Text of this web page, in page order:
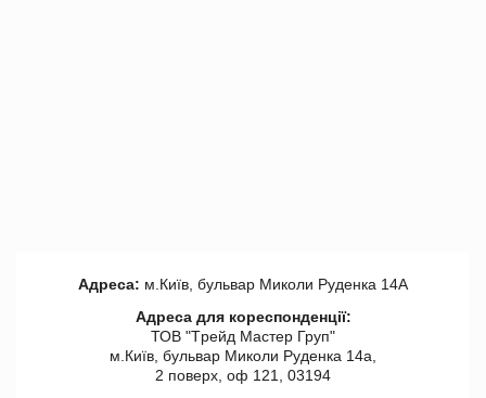
Адреса: м.Київ, бульвар Миколи Руденка 14А
Адреса для кореспонденції:
ТОВ "Tрейд Мастер Груп"
м.Київ, бульвар Миколи Руденка 14а,
2 поверх, оф 121, 03194